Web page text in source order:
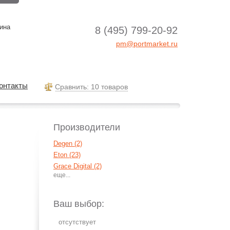
Производители
Degen (2)
Eton (23)
Grace Digital (2)
Grundig (14)
Midland (1)
Prology (1)
Ваш выбор:
8 (495) 799-20-92
pm@portmarket.ru
Cравнить: 10 товаров